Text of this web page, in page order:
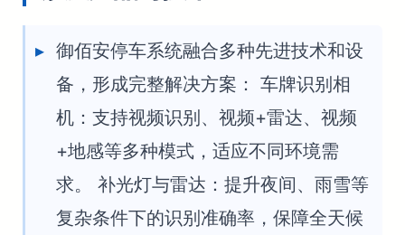
御佰安停车系统融合多种先进技术和设
备，形成完整解决方案： 车牌识别相
机：支持视频识别、视频+雷达、视频
+地感等多种模式，适应不同环境需
求。 补光灯与雷达：提升夜间、雨雪等
复杂条件下的识别准确率，保障全天候